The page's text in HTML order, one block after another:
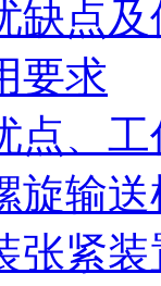
缺点
要求
点、
旋输
张紧